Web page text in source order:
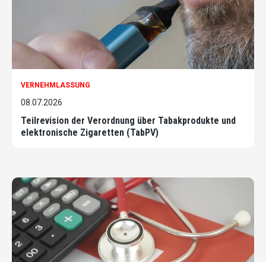
VERNEHMLASSUNG
08.07.2026
Teilrevision der Verordnung über Tabakprodukte und
elektronische Zigaretten (TabPV)